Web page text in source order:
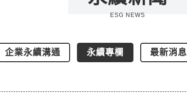
ESG NEWS
企業永續溝通 永續專欄 最新消息